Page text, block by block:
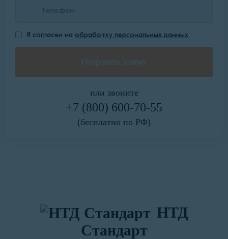
Я согласен на обработку персональных данных
или звоните
+7 (800) 600-70-55
(бесплатно по РФ)
НТД
Стандарт